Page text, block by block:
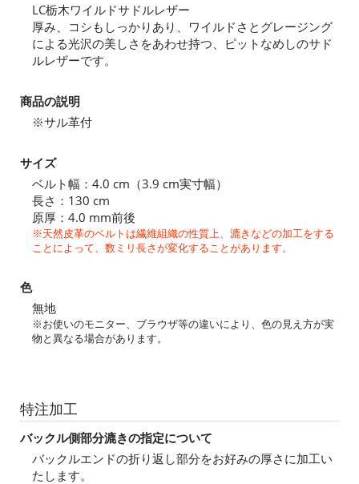
LC栃木ワイルドサドルレザー
厚み、コシもしっかりあり、ワイルドさとグレージング
による光沢の美しさをあわせ持つ、ピットなめしのサド
ルレザーです。
商品の説明
※サル革付
サイズ
ベルト幅：4.0 cm（3.9 cm実寸幅）
長さ：130 cm
原厚：4.0 mm前後
※天然皮革のベルトは繊維組織の性質上、漉きなどの加工をする
ことによって、数ミリ長さが変化することがあります。
色
無地
※お使いのモニター、ブラウザ等の違いにより、色の見え方が実
物と異なる場合があります。
特注加工
バックル側部分漉きの指定について
バックルエンドの折り返し部分をお好みの厚さに加工い
たします。